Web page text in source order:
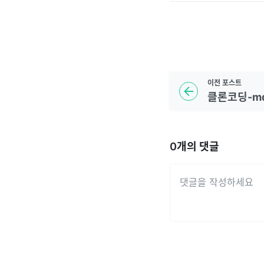
이전 포스트
클론코딩-
0개의 댓글